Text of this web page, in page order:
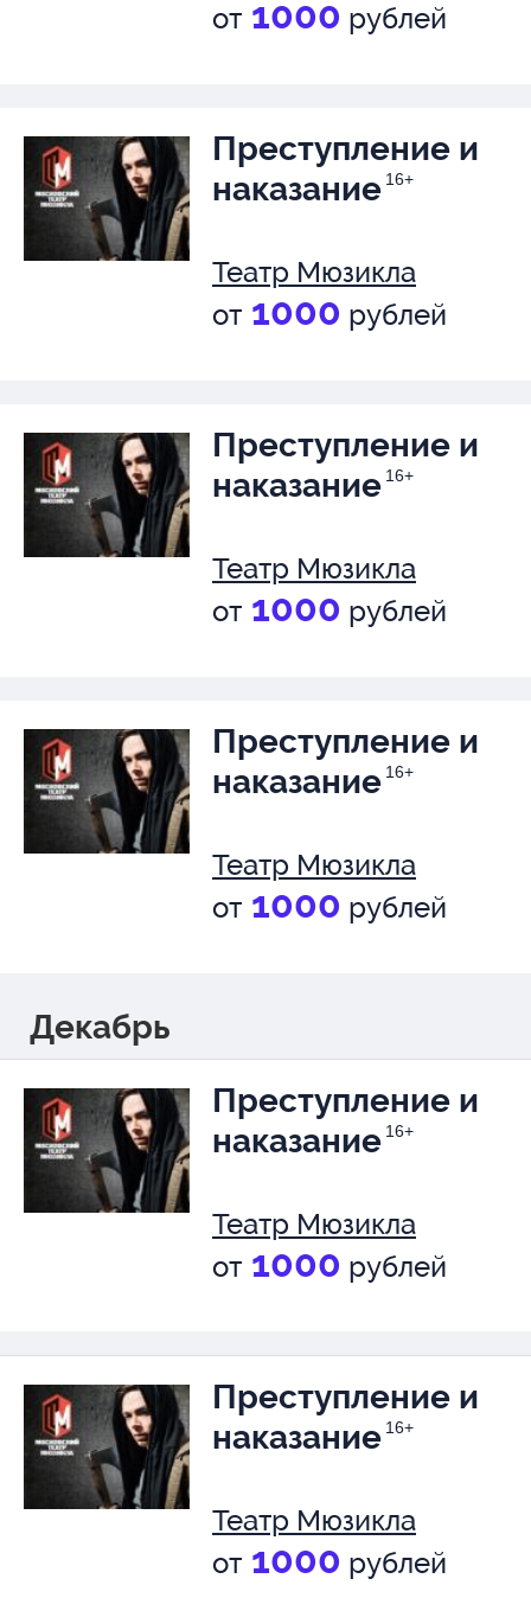
от 1000 рублей
Преступление и
наказание 16+
Театр Мюзикла
от 1000 рублей
Преступление и
наказание 16+
Театр Мюзикла
от 1000 рублей
Преступление и
наказание 16+
Театр Мюзикла
от 1000 рублей
Декабрь
Преступление и
наказание 16+
Театр Мюзикла
от 1000 рублей
Преступление и
наказание 16+
Театр Мюзикла
от 1000 рублей